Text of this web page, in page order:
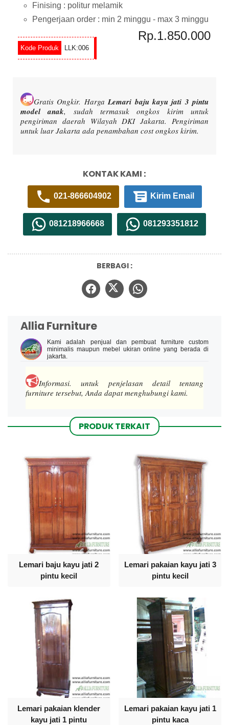
Finising : politur melamik
Pengerjaan order : min 2 minggu - max 3 minggu
LLK:006
Rp.1.850.000
Gratis Ongkir. HargaLemari baju kayu jati 3 pintu
model anak, sudah termasuk ongkos kirim untuk
pengiriman daerah Wilayah DKI Jakarta. Pengiriman
untuk luar Jakarta ada penambahan cost ongkos kirim.
KONTAK KAMI :
021-866604902 Kirim Email
081218966668 081293351812
BERBAGI :
Allia Furniture
Kami adalah penjual dan pembuat furniture custom
minimalis maupun mebel ukiran online yang berada di
jakarta.
Informasi.untuk penjelasan detail tentang
furniture tersebut, Anda dapat menghubungi kami.
PRODUK TERKAIT
Lemari baju kayu jati 2
pintu kecil
Lemari pakaian kayu jati 3
pintu kecil
Lemari pakaian klender
kayu jati 1 pintu
Lemari pakaian kayu jati 1
pintu kaca